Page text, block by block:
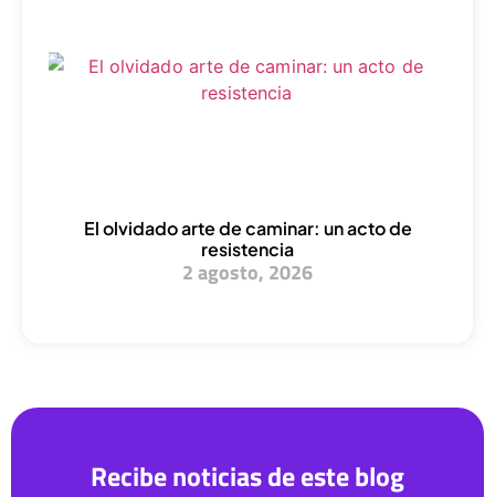
El olvidado arte de caminar: un acto de
resistencia
2 agosto, 2026
Recibe noticias de este blog